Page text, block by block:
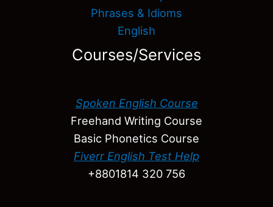
Phrases & Idioms
English
Courses/Services
Spoken English Course
Freehand Writing Course
Basic Phonetics Course
Fiverr English Test Help
+8801814 320 756